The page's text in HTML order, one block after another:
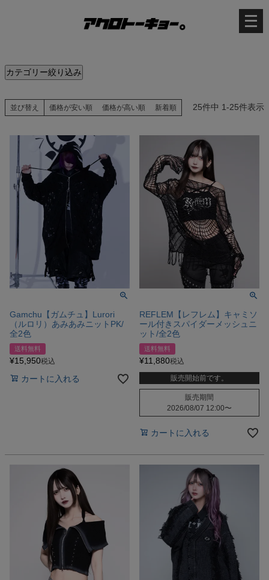
カテゴリー絞り込み
並び替え 価格が安い順 価格が高い順 新着順 25件中 1-25件表示
Gamchu【ガムチュ】Lurori
（ルロリ）あみあみニットPK/
全2色
送料無料
¥15,950税込
カートに入れる
REFLEM【レフレム】キャミソ
ール付きスパイダーメッシュニ
ット/全2色
送料無料
¥11,880税込
販売開始前です。
販売期間
2026/08/07 12:00〜
カートに入れる